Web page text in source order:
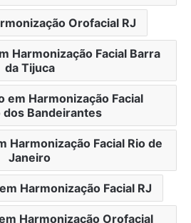
Orofacial RJ
Harmonização Facial Barra
da Tijuca
em Harmonização Facial
dos Bandeirantes
Harmonização Facial Rio de
Janeiro
Harmonização Facial RJ
Harmonização Orofacial